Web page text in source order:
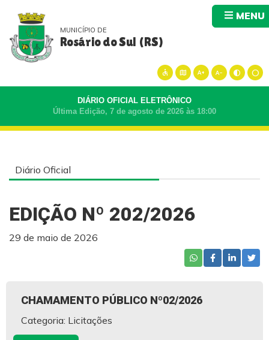
MENU
MUNICÍPIO DE
Rosário do Sul (RS)
accessible map text_increase text_decrease contrast circle
DIÁRIO OFICIAL ELETRÔNICO
Última Edição, 7 de agosto de 2026 às 18:00
Diário Oficial
EDIÇÃO Nº 202/2026
29 de maio de 2026
CHAMAMENTO PÚBLICO Nº02/2026
Categoria: Licitações